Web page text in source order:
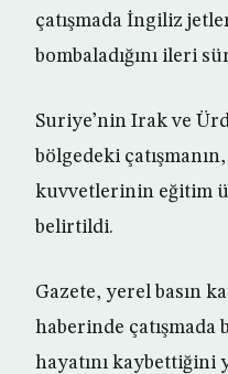
çatışmada İngiliz
bombaladığını ileri
Suriye’nin Irak ve
bölgedeki
kuvvetlerinin eğitim
belirtildi.
Gazete, yerel basın
haberinde çatışmada
hayatını kaybettiğini